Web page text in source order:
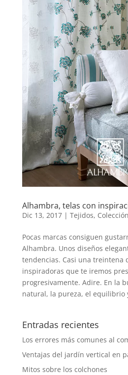
Alhambra, telas con
Dic 13, 2017| Tejidos,
Pocas marcas consiguen
Alhambra. Unos diseños
tendencias. Casi una treintena
inspiradoras que te iremos
progresivamente. Adire. En la
natural, la pureza, el equilibrio
Entradas recientes
Los errores más comunes al
Ventajas del jardín vertical en
Mitos sobre los colchones